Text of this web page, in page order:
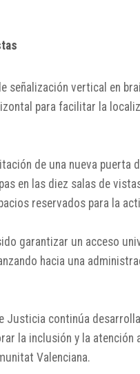
señalización vertical en
para facilitar la
de una nueva puerta
en las diez salas de
reservados para la
garantizar un acceso
hacia una
Justicia continúa
la inclusión y la atención
Valenciana.